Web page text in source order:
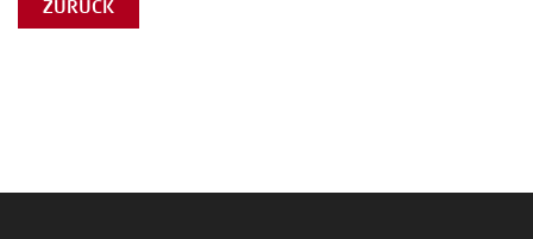
ZURÜCK